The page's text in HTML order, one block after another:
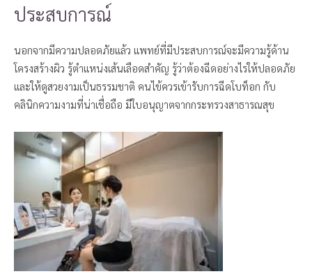
ประสบการณ์
นอกจากมีความปลอดภัยแล้ว แพทย์ที่มีประสบการณ์จะมีความรู้ด้าน
โครงสร้างผิว รู้ตำแหน่งเส้นเลือดสำคัญ รู้ว่าต้องฉีดอย่างไรให้ปลอดภัย
และให้ดูสวยงามเป็นธรรมชาติ คนไข้ควรเข้ารับการฉีดโบท็อก กับ
คลินิกความงามที่น่าเชื่อถือ มีใบอนุญาตจากกระทรวงสาธารณสุข